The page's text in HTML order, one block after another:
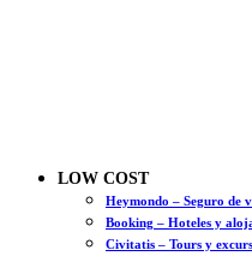
LOW COST
Heymondo – Seguro de
Booking – Hoteles y
Civitatis – Tours y